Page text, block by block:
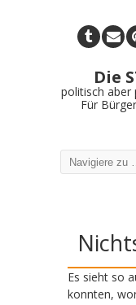
Die
politisch aber
Für
Es sieht so
konnten,